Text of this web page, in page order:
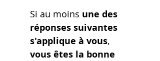
Si au moins une des
réponses suivantes
s'applique à vous,
vous êtes la bonne